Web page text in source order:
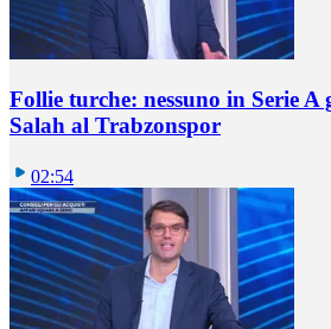
Follie turche: nessuno in Serie A
Salah al Trabzonspor
02:54